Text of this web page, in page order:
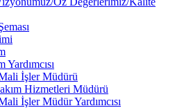
Yardımcısı
İşler Müdürü
Hizmetleri Müdürü
İşler Müdür Yardımcısı